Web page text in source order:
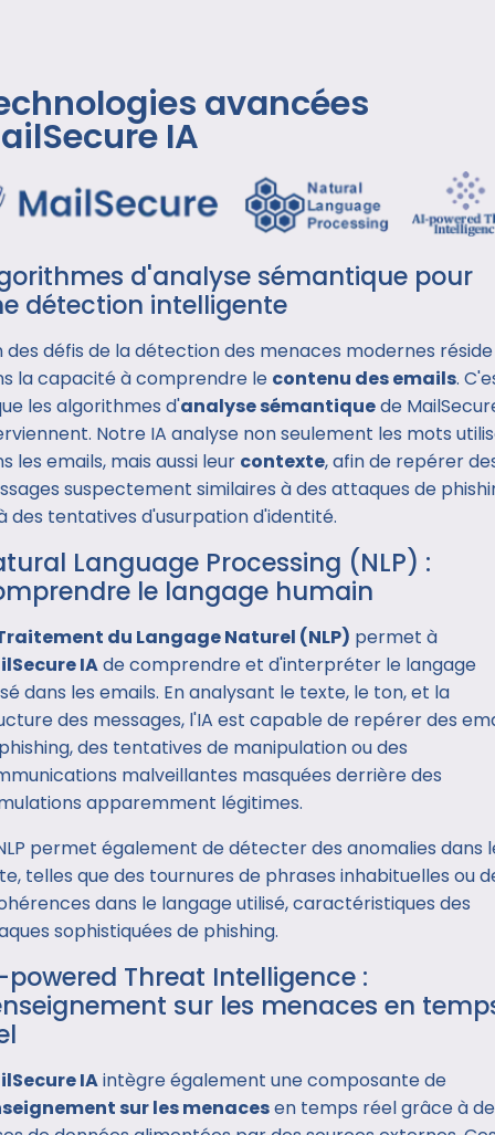
avancées
IA
d'analyse sémantique pour
détection intelligente
des défis de la détection des menaces modernes réside
la capacité à comprendre le contenu des emails.
les algorithmes d'analyse sémantiquede
Notre IA analyse non seulement les mots
les emails, mais aussi leur contexte, afin de repérer
suspectement similaires à des attaques de
des tentatives d'usurpation d'identité.
Language Processing (NLP) :
le langage humain
du Langage Naturel (NLP) permet à
IAde comprendre et d'interpréter le langage
dans les emails. En analysant le texte, le ton, et la
des messages, l'IA est capable de repérer des
des tentatives de manipulation ou des
malveillantes masquées derrière des
apparemment légitimes.
permet également de détecter des anomalies dans
telles que des tournures de phrases inhabituelles ou
dans le langage utilisé, caractéristiques des
sophistiquées de phishing.
powered Threat Intelligence :
sur les menaces en
IAintègre également une composante de
sur les menacesen temps réel grâce à